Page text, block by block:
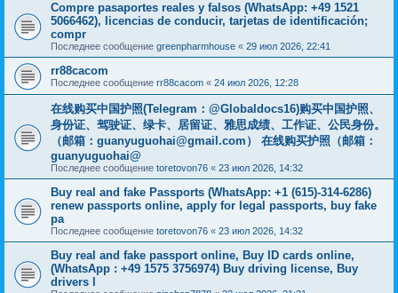
Compre pasaportes reales y falsos (WhatsApp: +49 1521
5066462), licencias de conducir, tarjetas de identificación;
compr
Последнее сообщение greenpharmhouse « 29 июл 2026, 22:41
rr88cacom
Последнее сообщение rr88cacom « 24 июл 2026, 12:28
在线购买中国护照(Telegram：@Globaldocs16)购买中国护照、
身份证、驾驶证、绿卡、居留证、雅思成绩、工作证、公民身份。
（邮箱： guanyuguohai@gmail.com ） 在线购买护照（邮箱：
guanyuguohai@
Последнее сообщение toretovon76 « 23 июл 2026, 14:32
Buy real and fake Passports (WhatsApp: +1 (615)-314-6286)
renew passports online, apply for legal passports, buy fake
pa
Последнее сообщение toretovon76 « 23 июл 2026, 14:32
Buy real and fake passport online, Buy ID cards online,
(WhatsApp : +49 1575 3756974) Buy driving license, Buy
drivers l